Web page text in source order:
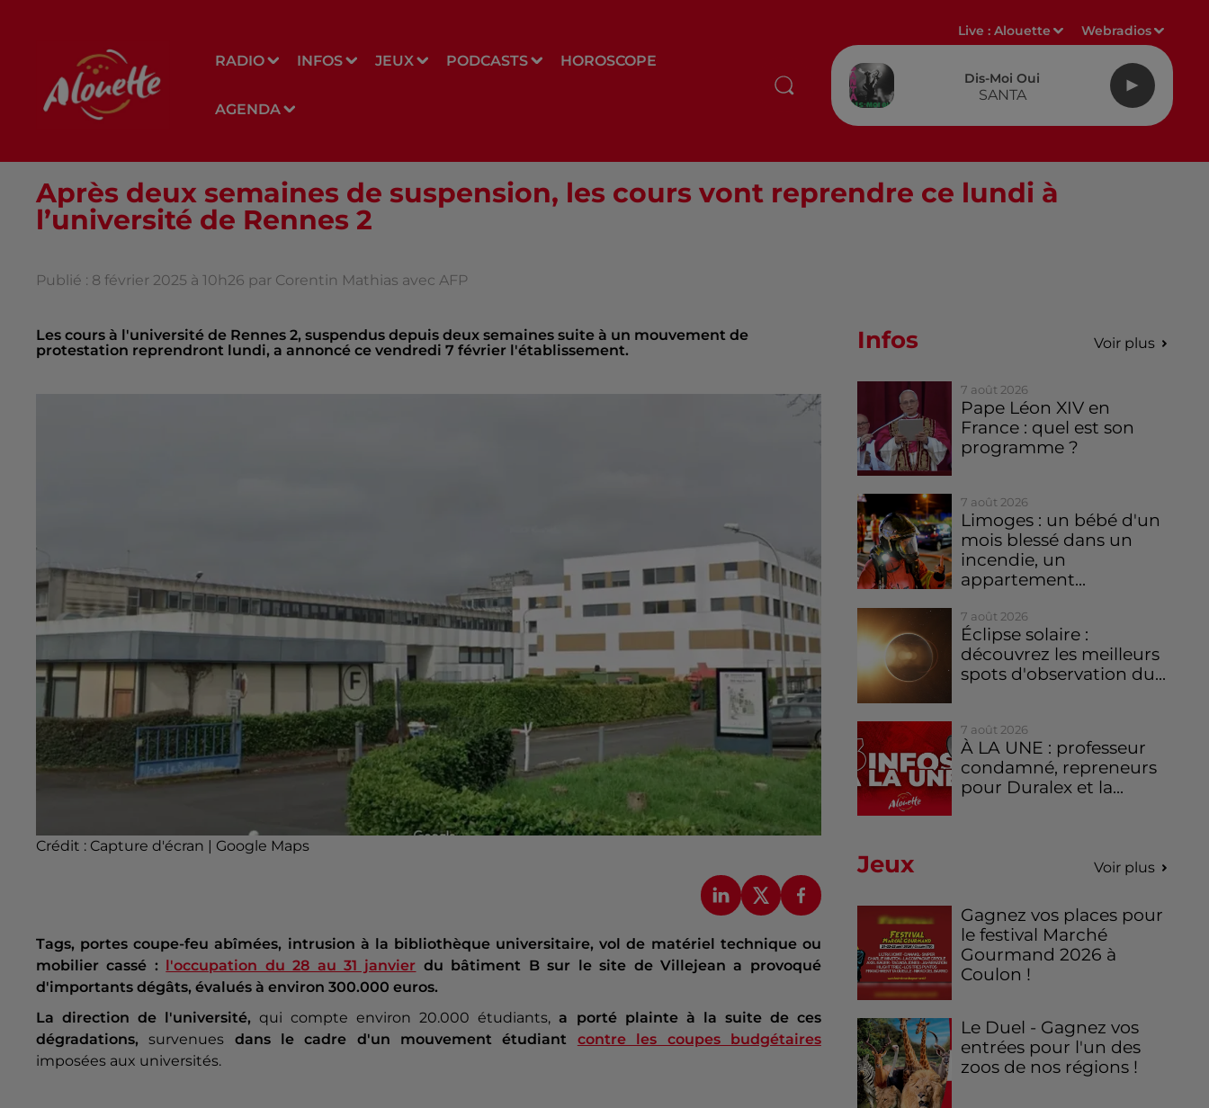
RADIO INFOS JEUX PODCASTS HOROSCOPE
AGENDA
Live :Alouette Webradios
Dis-Moi Oui
SANTA
Après deux semaines de suspension, les cours vont reprendre ce lundi à
l’université de Rennes 2
Publié : 8 février 2025 à 10h26 par Corentin Mathias avec AFP
Les cours à l'université de Rennes 2, suspendus depuis deux semaines suite à un mouvement de
protestation reprendront lundi, a annoncé ce vendredi 7 février l'établissement.
Crédit : Capture d'écran | Google Maps
Tags, portes coupe-feu abîmées, intrusion à la bibliothèque universitaire, vol de matériel technique ou
mobilier cassé : l'occupation du 28 au 31 janvier du bâtiment B sur le site de Villejean a provoqué
d'importants dégâts, évalués à environ 300.000 euros.
La direction de l'université,qui compte environ 20.000 étudiants,a porté plainte à la suite de ces
dégradations,survenues dans le cadre d'un mouvement étudiant
contre les coupes budgétaires
imposées aux universités.
Infos Voir plus
7 août 2026
Pape Léon XIV en
France : quel est son
programme ?
7 août 2026
Limoges : un bébé d'un
mois blessé dans un
incendie, un
appartement...
7 août 2026
Éclipse solaire :
découvrez les meilleurs
spots d'observation du...
7 août 2026
À LA UNE : professeur
condamné, repreneurs
pour Duralex et la...
Jeux Voir plus
Gagnez vos places pour
le festival Marché
Gourmand 2026 à
Coulon !
Le Duel - Gagnez vos
entrées pour l'un des
zoos de nos régions !